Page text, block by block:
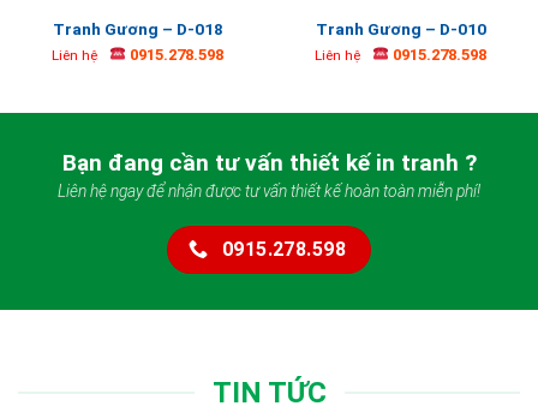
Tranh Gương – D-018
Liên hệ 0915.278.598
Tranh Gương – D-010
Liên hệ 0915.278.598
Bạn đang cần tư vấn thiết kế in tranh ?
Liên hệ ngay để nhận được tư vấn thiết kế hoàn toàn miễn phí!
0915.278.598
TIN TỨC